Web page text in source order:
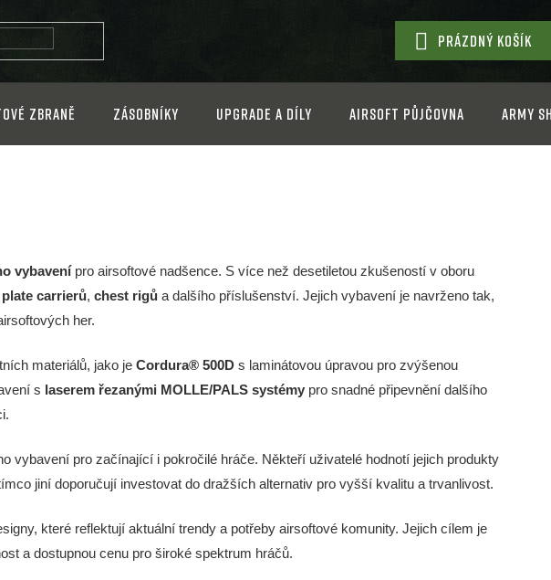
NÁKUPNÍ
KOŠÍK
PRÁZDNÝ KOŠÍK
zbraně Zásobníky Upgrade a díly Airsoft půjčovna Army
vybavenípro airsoftové nadšence. S více než desetiletou zkušeností v oboru
plate carrierů, chest rigů a dalšího příslušenství. Jejich vybavení je navrženo tak,
her.
materiálů, jako je Cordura® 500D s laminátovou úpravou pro zvýšenou
s laserem řezanými MOLLE/PALS systémy pro snadné připevnění dalšího
vybavení pro začínající i pokročilé hráče. Někteří uživatelé hodnotí jejich produkty
jiní doporučují investovat do dražších alternativ pro vyšší kvalitu a trvanlivost.
které reflektují aktuální trendy a potřeby airsoftové komunity. Jejich cílem je
a dostupnou cenu pro široké spektrum hráčů.